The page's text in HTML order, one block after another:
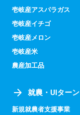
壱岐産アスパラガス
壱岐産イチゴ
壱岐産メロン
壱岐産米
農産加工品
就農・UIターン
新規就農者支援事業